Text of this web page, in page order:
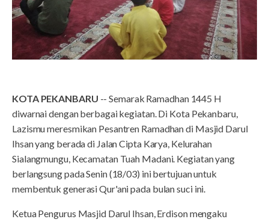
KOTA PEKANBARU -- Semarak Ramadhan 1445 H
diwarnai dengan berbagai kegiatan. Di Kota Pekanbaru,
Lazismu meresmikan Pesantren Ramadhan di Masjid Darul
Ihsan yang berada di Jalan Cipta Karya, Kelurahan
Sialangmungu, Kecamatan Tuah Madani. Kegiatan yang
berlangsung pada Senin (18/03) ini bertujuan untuk
membentuk generasi Qur'ani pada bulan suci ini.
Ketua Pengurus Masjid Darul Ihsan, Erdison mengaku